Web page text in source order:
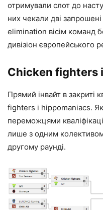
отримували слот до
них чекали дві
elimination вісім команд
дивізіон європейського
Chicken fighters
Прямий інвайт в закриті
fighters і hippomaniacs.
переможцями
лише з одним
другому раунді.